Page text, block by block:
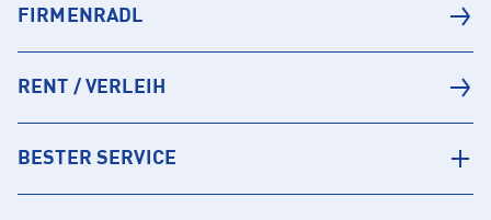
FIRMENRADL
RENT / VERLEIH
BESTER SERVICE